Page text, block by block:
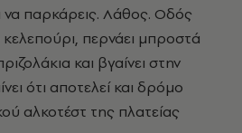
να παρκάρεις. Λάθος. Oδός
κελεπούρι, περνάει μπροστά
και βγαίνει στην
ότι αποτελεί και δρόμο
αλκοτέστ της πλατείας